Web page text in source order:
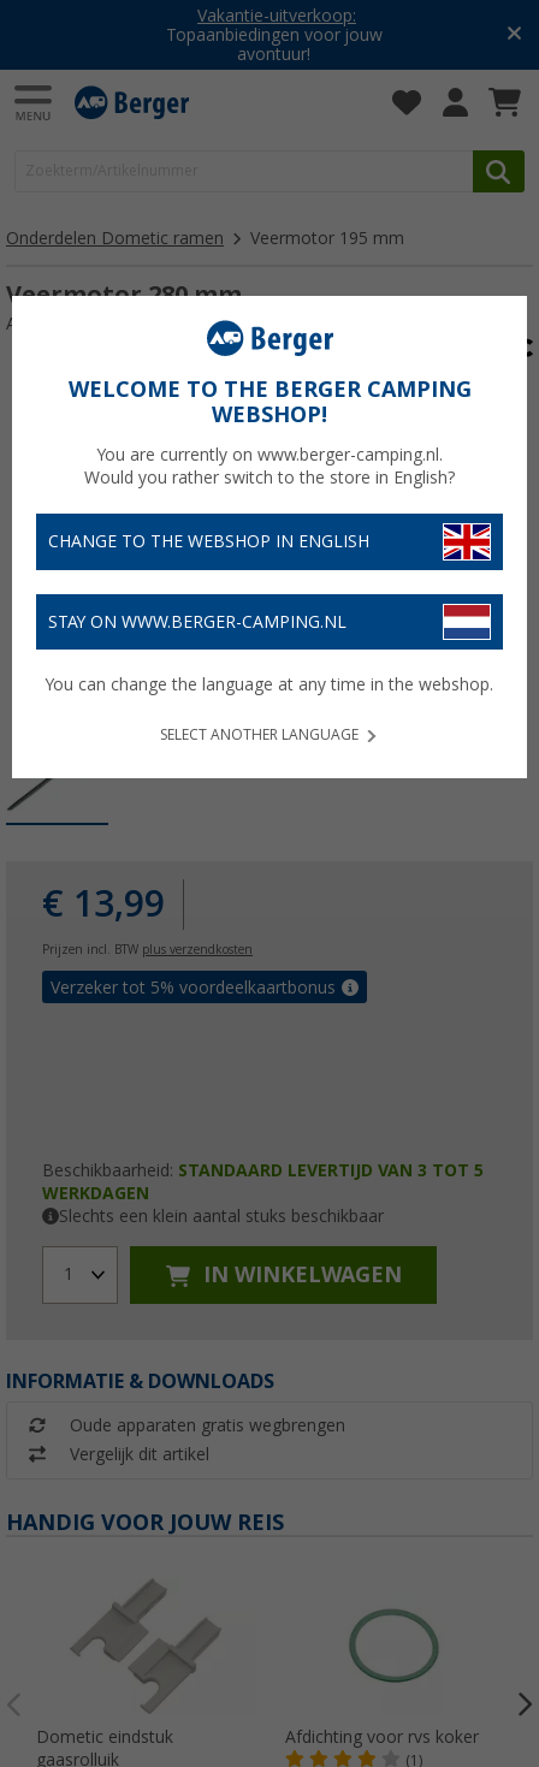
Vakantie-uitverkoop:
Topaanbiedingen voor jouw
avontuur!
Onderdelen Dometic ramen Veermotor 195 mm
Veermotor 280 mm
Artikelnr: 111773
€ 13,99
Prijzen incl. BTW plus verzendkosten
Verzeker tot 5% voordeelkaartbonus
Beschikbaarheid: STANDAARD LEVERTIJD VAN 3 TOT 5
WERKDAGEN
Slechts een klein aantal stuks beschikbaar
1 IN WINKELWAGEN
INFORMATIE & DOWNLOADS
Oude apparaten gratis wegbrengen
Vergelijk dit artikel
HANDIG VOOR JOUW REIS
Dometic eindstuk
gaasrolluik
Afdichting voor rvs koker
(1)
WELCOME TO THE BERGER CAMPING
WEBSHOP!
You are currently on www.berger-camping.nl.
Would you rather switch to the store in English?
CHANGE TO THE WEBSHOP IN ENGLISH
STAY ON WWW.BERGER-CAMPING.NL
You can change the language at any time in the webshop.
SELECT ANOTHER LANGUAGE